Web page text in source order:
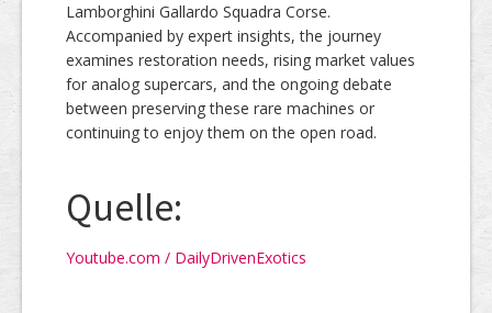
Lamborghini Gallardo Squadra Corse.
Accompanied by expert insights, the journey
examines restoration needs, rising market values
for analog supercars, and the ongoing debate
between preserving these rare machines or
continuing to enjoy them on the open road.
Quelle:
Youtube.com / DailyDrivenExotics